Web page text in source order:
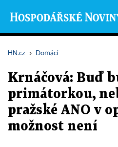
HN.cz › Domácí
Krnáčová: Buď
primátorkou,
pražské ANO v
možnost není